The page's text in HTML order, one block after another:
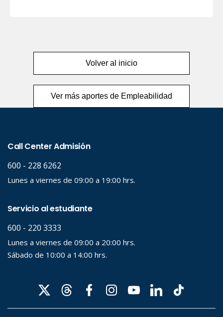
Volver al inicio
Ver más aportes de Empleabilidad